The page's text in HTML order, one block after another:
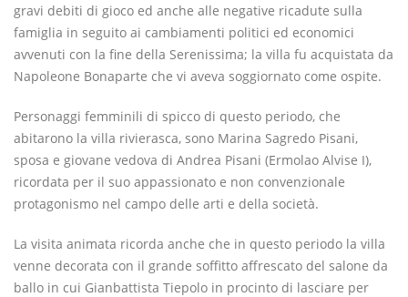
gravi debiti di gioco ed anche alle negative ricadute sulla
famiglia in seguito ai cambiamenti politici ed economici
avvenuti con la fine della Serenissima; la villa fu acquistata da
Napoleone Bonaparte che vi aveva soggiornato come ospite.
Personaggi femminili di spicco di questo periodo, che
abitarono la villa rivierasca, sono Marina Sagredo Pisani,
sposa e giovane vedova di Andrea Pisani (Ermolao Alvise I),
ricordata per il suo appassionato e non convenzionale
protagonismo nel campo delle arti e della società.
La visita animata ricorda anche che in questo periodo la villa
venne decorata con il grande soffitto affrescato del salone da
ballo in cui Gianbattista Tiepolo in procinto di lasciare per